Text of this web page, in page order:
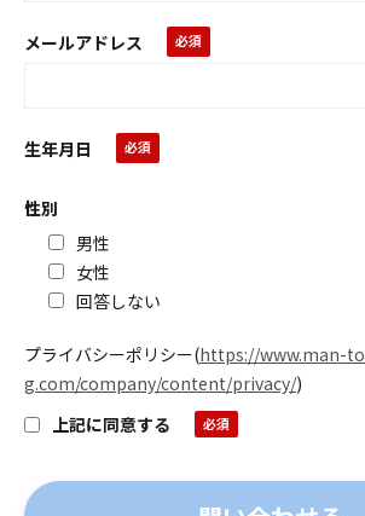
メールアドレス
生年月日
性別
男性
女性
回答しない
プライバシーポリシー(https://www.man-
g.com/company/content/privacy/)
上記に同意する